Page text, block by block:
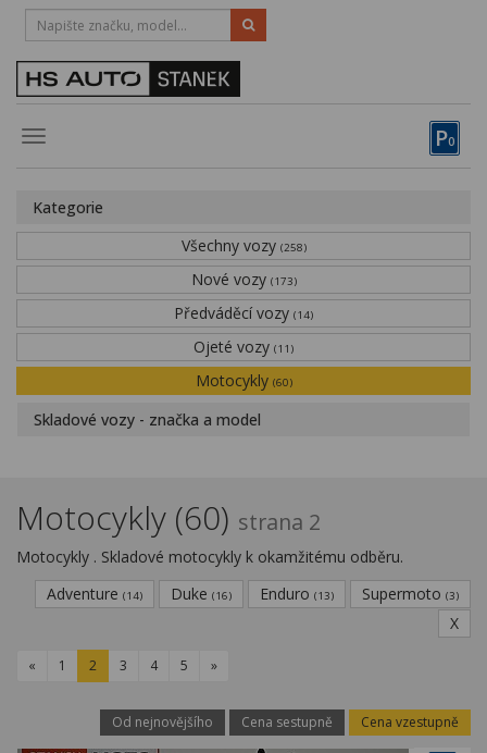
P0
Toggle
HOTLINE:
STRAKONICE-383 335 366
Obytné vozy
Financování
Novinky
Kontakty
Kategorie
Všechny vozy (258)
Nové vozy (173)
Předváděcí vozy (14)
Ojeté vozy (11)
Motocykly (60)
Skladové vozy - značka a model
Motocykly (60) strana 2
Motocykly . Skladové motocykly k okamžitému odběru.
Adventure (14) Duke (16) Enduro (13) Supermoto (3)
X
« 1 2 3 4 5 »
Od nejnovějšího Cena sestupně Cena vzestupně